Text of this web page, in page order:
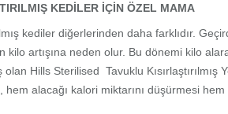
KEDİLER İÇİN ÖZEL MAMA
kediler diğerlerinden daha farklıdır.
kilo artışına neden olur. Bu dönemi kilo
olan Hills Sterilised Tavuklu
hem alacağı kalori miktarını düşürmesi hem